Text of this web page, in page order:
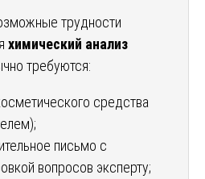
трудности
химический анализ
требуются:
средства
письмо с
вопросов эксперту;